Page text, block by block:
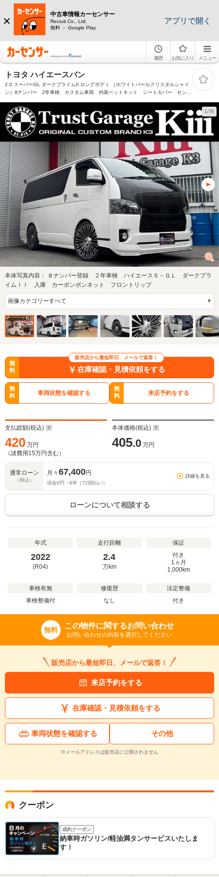
中古車情報カーセンサー
Recruit Co., Ltd.
無料 － Google Play
アプリで開く
履歴 お気に入り メニュー
トヨタ ハイエースバン
2.0 スーパーGL ダークプライムII ロングボディ （ホワイトパールクリスタルシャイ
ン）8ナンバー 2年車検 カスタム車両 内装ベットキット シートカバー センタ
ラックキャンディペイント
1/76
本体写真内容：
８ナンバー登録 ２年車検 ハイエースＳ－ＧＬ ダークプラ
イムＩＩ 入庫 カーボンボンネット フロントリップ
販売店から最短即日、メールで返答！
無
料
在庫確認・見積依頼をする
無
料
車両状態を確認する
無
料
来店予約をする
支払総額(税込)
420 万円
（諸費用 15万円含む）
本体価格(税込)
405.0 万円
通常ローン
（税込）
月々67,400円
頭金0円・ 6年（72 回払い）
詳細を見る
ローンについて相談する
年式
2022
(R04)
走行距離
2.4
万km
保証
付き
1ヵ月
1,000km
車検有無
車検整備付
修復歴
なし
法定整備
付き
無料 この物件に関するお問い合わせ
お問い合わせの内容を選択してください
販売店から最短即日、メールで返答！
来店予約をする
在庫確認・見積依頼をする
車両状態を確認する その他
※メールアドレスは販売店に公開されません
クーポン
成約クーポン
納車時ガソリン/軽油満タンサービスいたしま
す！